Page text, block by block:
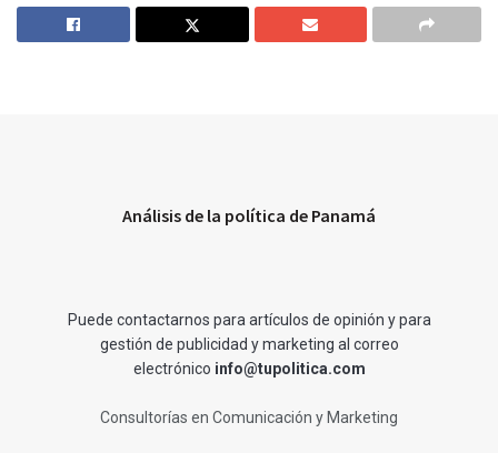
Análisis de la política de Panamá
Puede contactarnos para artículos de opinión y para
gestión de publicidad y marketing al correo
electrónico info@tupolitica.com
Consultorías en Comunicación y Marketing